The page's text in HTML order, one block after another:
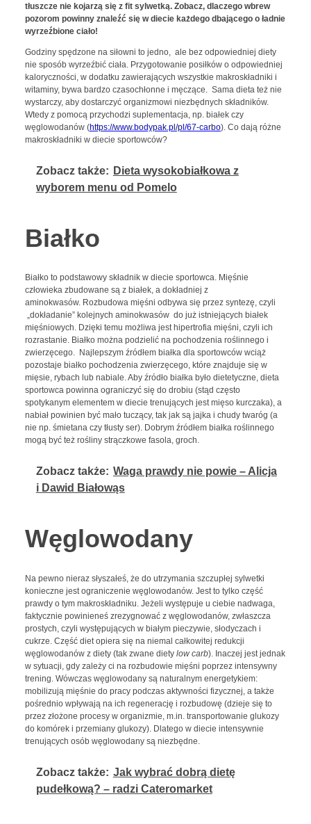
tłuszcze nie kojarzą się z fit sylwetką. Zobacz, dlaczego wbrew
pozorom powinny znaleźć się w diecie każdego dbającego o ładnie
wyrzeźbione ciało!
Godziny spędzone na siłowni to jedno, ale bez odpowiedniej diety
nie sposób wyrzeźbić ciała. Przygotowanie posiłków o odpowiedniej
kaloryczności, w dodatku zawierających wszystkie makroskładniki i
witaminy, bywa bardzo czasochłonne i męczące. Sama dieta też nie
wystarczy, aby dostarczyć organizmowi niezbędnych składników.
Wtedy z pomocą przychodzi suplementacja, np. białek czy
węglowodanów (https://www.bodypak.pl/pl/67-carbo). Co dają różne
makroskładniki w diecie sportowców?
Zobacz także: Dieta wysokobiałkowa z
wyborem menu od Pomelo
Białko
Białko to podstawowy składnik w diecie sportowca. Mięśnie
człowieka zbudowane są z białek, a dokładniej z
aminokwasów. Rozbudowa mięśni odbywa się przez syntezę, czyli
„dokładanie” kolejnych aminokwasów do już istniejących białek
mięśniowych. Dzięki temu możliwa jest hipertrofia mięśni, czyli ich
rozrastanie. Białko można podzielić na pochodzenia roślinnego i
zwierzęcego. Najlepszym źródłem białka dla sportowców wciąż
pozostaje białko pochodzenia zwierzęcego, które znajduje się w
mięsie, rybach lub nabiale. Aby źródło białka było dietetyczne, dieta
sportowca powinna ograniczyć się do drobiu (stąd często
spotykanym elementem w diecie trenujących jest mięso kurczaka), a
nabiał powinien być mało tuczący, tak jak są jajka i chudy twaróg (a
nie np. śmietana czy tłusty ser). Dobrym źródłem białka roślinnego
mogą być też rośliny strączkowe fasola, groch.
Zobacz także: Waga prawdy nie powie – Alicja
i Dawid Białowąs
Węglowodany
Na pewno nieraz słyszałeś, że do utrzymania szczupłej sylwetki
konieczne jest ograniczenie węglowodanów. Jest to tylko część
prawdy o tym makroskładniku. Jeżeli występuje u ciebie nadwaga,
faktycznie powinieneś zrezygnować z węglowodanów, zwłaszcza
prostych, czyli występujących w białym pieczywie, słodyczach i
cukrze. Część diet opiera się na niemal całkowitej redukcji
węglowodanów z diety (tak zwane diety low carb). Inaczej jest jednak
w sytuacji, gdy zależy ci na rozbudowie mięśni poprzez intensywny
trening. Wówczas węglowodany są naturalnym energetykiem:
mobilizują mięśnie do pracy podczas aktywności fizycznej, a także
pośrednio wpływają na ich regenerację i rozbudowę (dzieje się to
przez złożone procesy w organizmie, m.in. transportowanie glukozy
do komórek i przemiany glukozy). Dlatego w diecie intensywnie
trenujących osób węglowodany są niezbędne.
Zobacz także: Jak wybrać dobrą dietę
pudełkową? – radzi Cateromarket